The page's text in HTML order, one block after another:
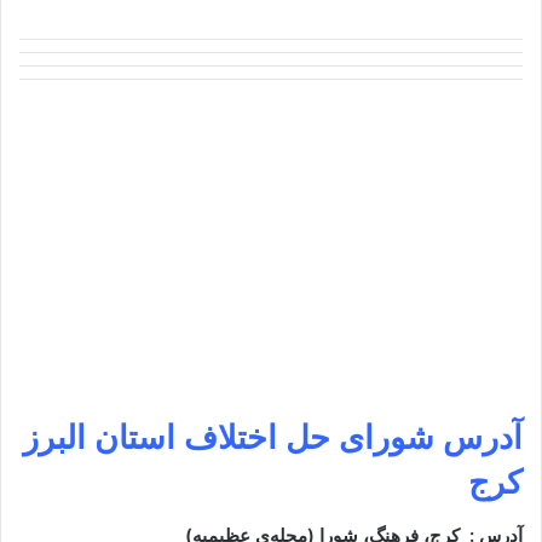
آدرس شورای حل اختلاف استان البرز
کرج
آدرس : کرج، فرهنگ، شورا (محله‌ی عظیمیه)